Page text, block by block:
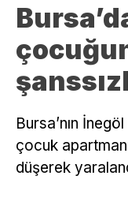
Bursa’nın
çocuk
düşerek